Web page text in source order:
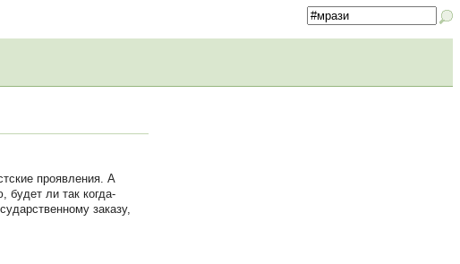
проявления. А
будет ли так когда-
заказу,